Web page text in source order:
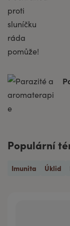
Populární
Imunita Úklid